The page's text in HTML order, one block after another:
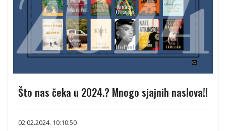
Što nas čeka u 2024.? Mnogo sjajnih naslova!!
02.02.2024. 10:10:50